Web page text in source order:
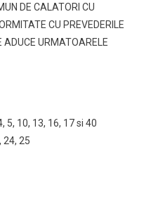
DE CALATORI CU
CU PREVEDERILE
URMATOARELE
5, 10, 13, 16, 17 si 40
24, 25